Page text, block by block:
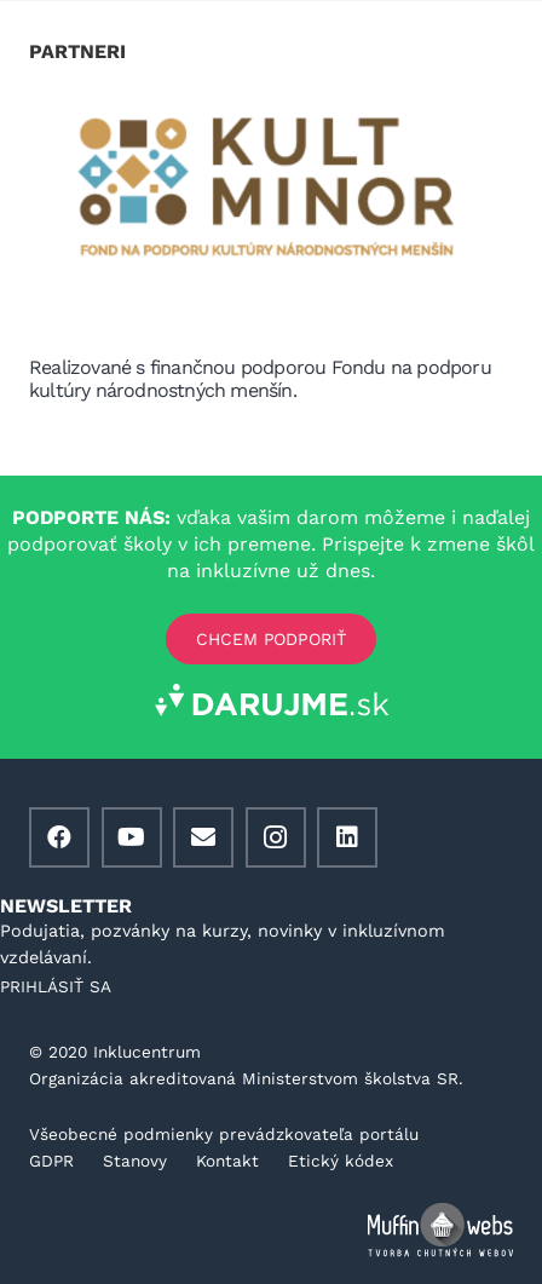
PARTNERI
Realizované s finančnou podporou Fondu na podporu
kultúry národnostných menšín.
PODPORTE NÁS: vďaka vašim darom môžeme i naďalej
podporovať školy v ich premene. Prispejte k zmene škôl
na inkluzívne už dnes.
CHCEM PODPORIŤ
NEWSLETTER
Podujatia, pozvánky na kurzy, novinky v inkluzívnom
vzdelávaní.
PRIHLÁSIŤ SA
©️ 2020 Inklucentrum
Organizácia akreditovaná Ministerstvom školstva SR.
Všeobecné podmienky prevádzkovateľa portálu
GDPR
Stanovy Kontakt Etický kódex